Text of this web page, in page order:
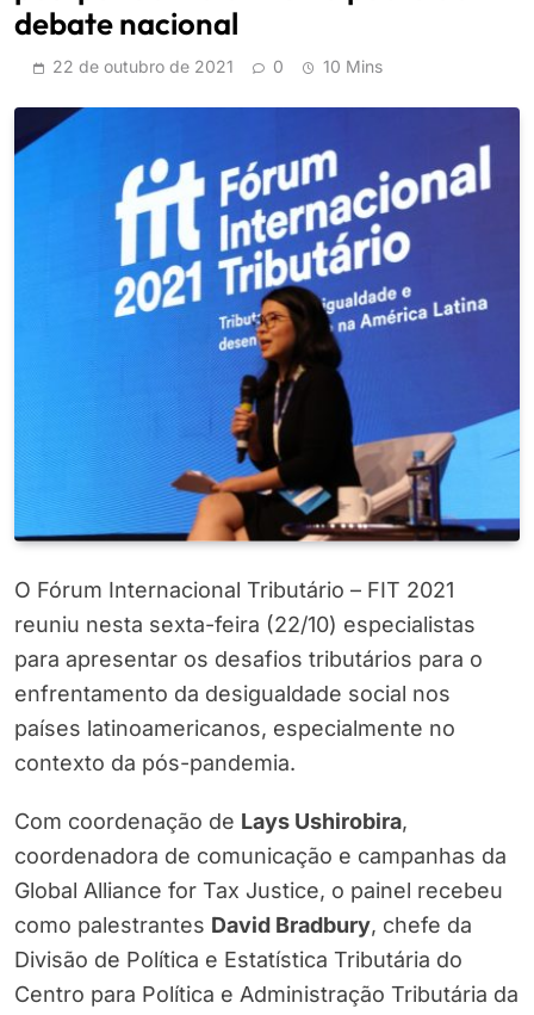
debate nacional
22 de outubro de 2021 0 10 Mins
O Fórum Internacional Tributário – FIT 2021
reuniu nesta sexta-feira (22/10) especialistas
para apresentar os desafios tributários para o
enfrentamento da desigualdade social nos
países latinoamericanos, especialmente no
contexto da pós-pandemia.
Com coordenação de Lays Ushirobira,
coordenadora de comunicação e campanhas da
Global Alliance for Tax Justice, o painel recebeu
como palestrantes David Bradbury, chefe da
Divisão de Política e Estatística Tributária do
Centro para Política e Administração Tributária da